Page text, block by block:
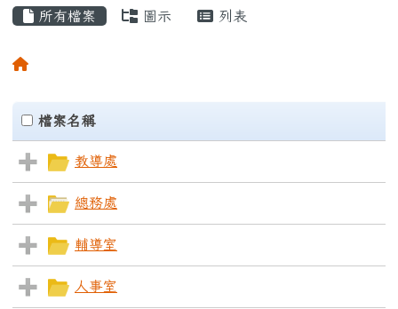
所有檔案 圖示 列表
回首頁
Files List
clickAll
檔案名稱
教導處
總務處
輔導室
人事室